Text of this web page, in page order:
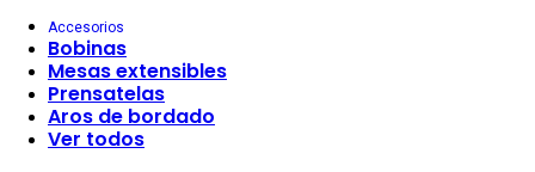
Accesorios
Bobinas
Mesas extensibles
Prensatelas
Aros de bordado
Ver todos